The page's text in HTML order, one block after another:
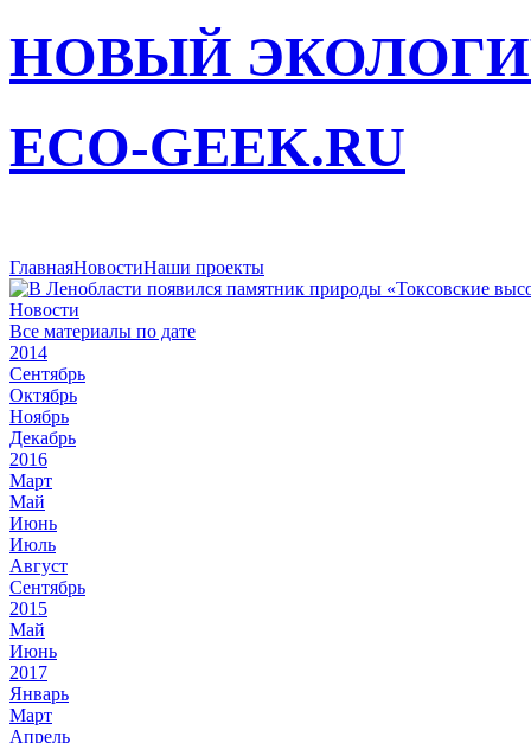
НОВЫЙ
ECO-GEEK.RU
ГлавнаяНовостиНаши проекты
Новости
Все материалы по дате
2014
Сентябрь
Октябрь
Ноябрь
Декабрь
2016
Март
Май
Июнь
Июль
Август
Сентябрь
2015
Май
Июнь
2017
Январь
Март
Апрель